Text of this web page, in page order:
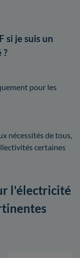
si je suis un
?
pour les
nécessités de tous,
certaines
l'électricité